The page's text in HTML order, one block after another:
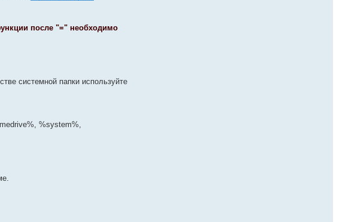
после "=" необходимо
системной папки используйте
%system%,